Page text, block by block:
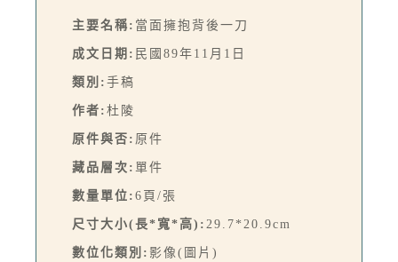
主要名稱: 當面擁抱背後一刀
成文日期: 民國89年11月1日
類別: 手稿
作者: 杜陵
原件與否: 原件
藏品層次: 單件
數量單位: 6頁/張
尺寸大小(長*寬*高): 29.7*20.9cm
數位化類別: 影像(圖片)